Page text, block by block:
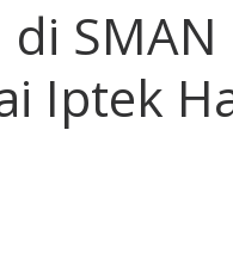
Iptek